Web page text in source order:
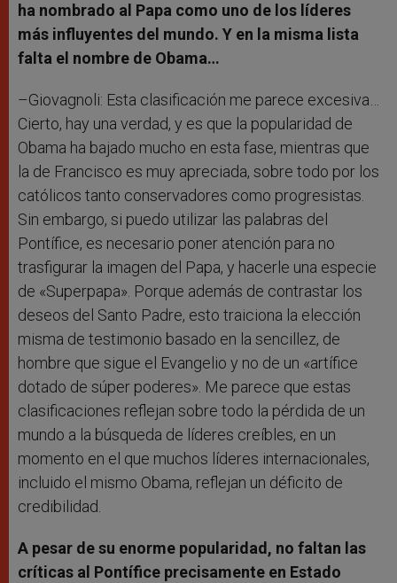
ha nombrado al Papa como uno de los líderes
más influyentes del mundo. Y en la misma lista
falta el nombre de Obama…
–Giovagnoli: Esta clasificación me parece excesiva…
Cierto, hay una verdad, y es que la popularidad de
Obama ha bajado mucho en esta fase, mientras que
la de Francisco es muy apreciada, sobre todo por los
católicos tanto conservadores como progresistas.
Sin embargo, si puedo utilizar las palabras del
Pontífice, es necesario poner atención para no
trasfigurar la imagen del Papa, y hacerle una especie
de «Superpapa». Porque además de contrastar los
deseos del Santo Padre, esto traiciona la elección
misma de testimonio basado en la sencillez, de
hombre que sigue el Evangelio y no de un «artífice
dotado de súper poderes». Me parece que estas
clasificaciones reflejan sobre todo la pérdida de un
mundo a la búsqueda de líderes creíbles, en un
momento en el que muchos líderes internacionales,
incluido el mismo Obama, reflejan un déficito de
credibilidad.
A pesar de su enorme popularidad, no faltan las
críticas al Pontífice precisamente en Estado